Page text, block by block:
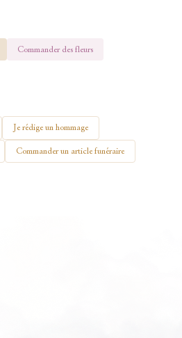
Commander des fleurs
Je rédige un hommage
Commander un article funéraire